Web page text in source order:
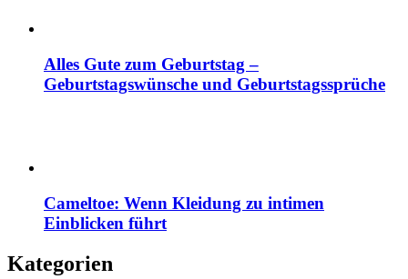
Alles Gute zum Geburtstag –
Geburtstagswünsche und Geburtstagssprüche
Cameltoe: Wenn Kleidung zu intimen
Einblicken führt
Kategorien